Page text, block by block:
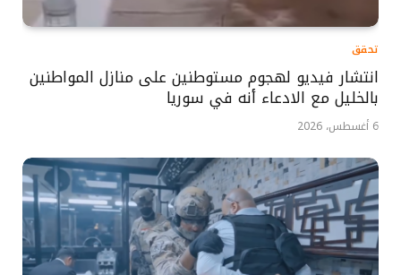
تحقق
انتشار فيديو لهجوم مستوطنين على منازل المواطنين
بالخليل مع الادعاء أنه في سوريا
6 أغسطس، 2026